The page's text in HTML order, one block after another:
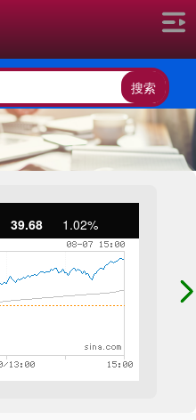
搜索
39.68 1.02%